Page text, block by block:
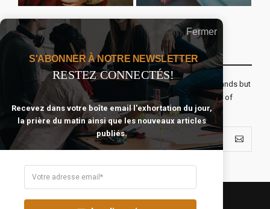
Recevoir Notre Newsletter Chaque Matin
The real voyage of discovery consists not in seeking new lands but
seeing with new eyes. All journeys have secret destinations of
which the traveler is unaware.
Fermer
S'ABONNER À NOTRE NEWSLETTER
RESTEZ CONNECTÉS!
Recevez dans votre boîte email l'exhortation du jour,
la prière du matin ainsi que les nouveaux articles
publiés.